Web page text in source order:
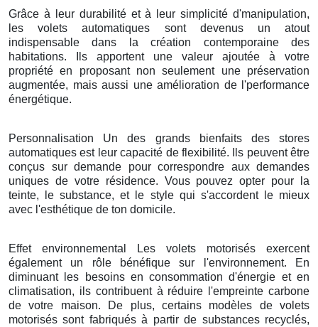
Grâce à leur durabilité et à leur simplicité d'manipulation,
les volets automatiques sont devenus un atout
indispensable dans la création contemporaine des
habitations. Ils apportent une valeur ajoutée à votre
propriété en proposant non seulement une préservation
augmentée, mais aussi une amélioration de l'performance
énergétique.
Personnalisation Un des grands bienfaits des stores
automatiques est leur capacité de flexibilité. Ils peuvent être
conçus sur demande pour correspondre aux demandes
uniques de votre résidence. Vous pouvez opter pour la
teinte, le substance, et le style qui s'accordent le mieux
avec l'esthétique de ton domicile.
Effet environnemental Les volets motorisés exercent
également un rôle bénéfique sur l'environnement. En
diminuant les besoins en consommation d'énergie et en
climatisation, ils contribuent à réduire l'empreinte carbone
de votre maison. De plus, certains modèles de volets
motorisés sont fabriqués à partir de substances recyclés,